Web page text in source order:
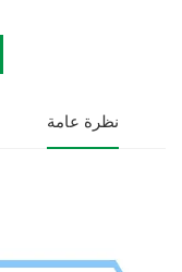
نظرة عامة